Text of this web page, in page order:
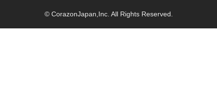
© CorazonJapan,Inc. All Rights Reserved.